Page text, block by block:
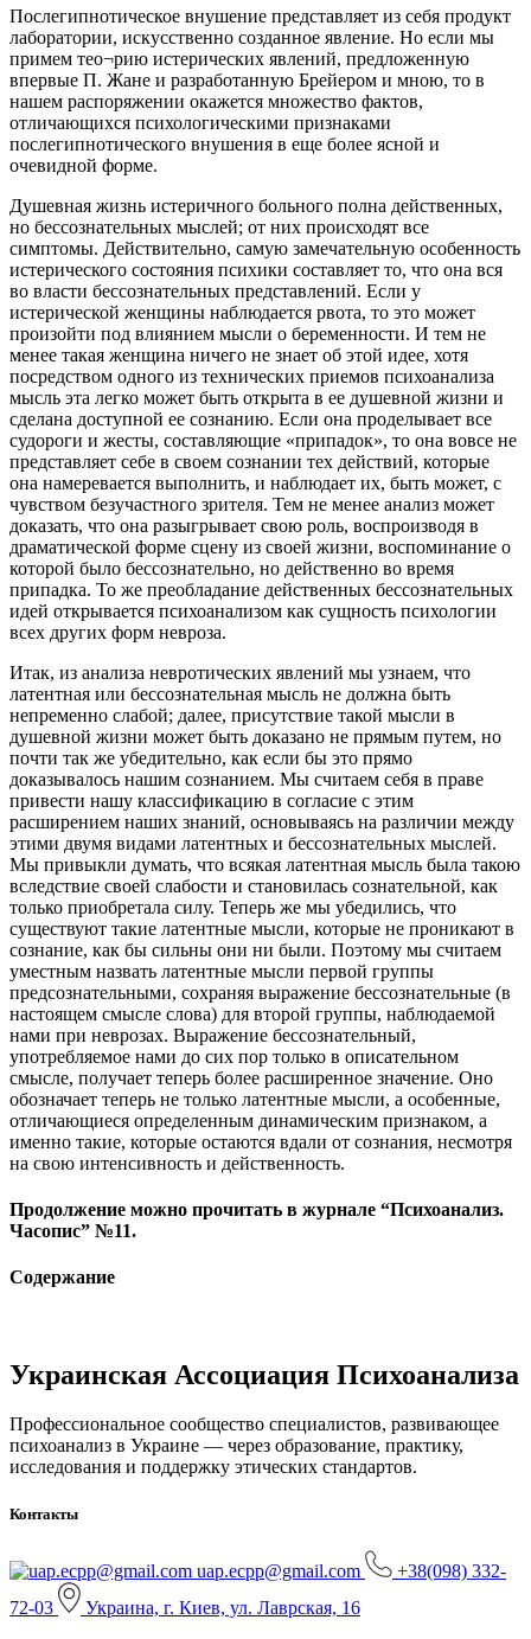
Послегипнотическое внушение представляет из себя продукт
лаборатории, искусственно созданное явление. Но если мы
примем тео¬рию истерических явлений, предложенную
впервые П. Жане и разработанную Брейером и мною, то в
нашем распоряжении окажется множество фактов,
отличающихся психологическими признаками
послегипнотического внушения в еще более ясной и
очевидной форме.
Душевная жизнь истеричного больного полна действенных,
но бессознательных мыслей; от них происходят все
симптомы. Действительно, самую замечательную особенность
истерического состояния психики составляет то, что она вся
во власти бессознательных представлений. Если у
истерической женщины наблюдается рвота, то это может
произойти под влиянием мысли о беременности. И тем не
менее такая женщина ничего не знает об этой идее, хотя
посредством одного из технических приемов психоанализа
мысль эта легко может быть открыта в ее душевной жизни и
сделана доступной ее сознанию. Если она проделывает все
судороги и жесты, составляющие «припадок», то она вовсе не
представляет себе в своем сознании тех действий, которые
она намеревается выполнить, и наблюдает их, быть может, с
чувством безучастного зрителя. Тем не менее анализ может
доказать, что она разыгрывает свою роль, воспроизводя в
драматической форме сцену из своей жизни, воспоминание о
которой было бессознательно, но действенно во время
припадка. То же преобладание действенных бессознательных
идей открывается психоанализом как сущность психологии
всех других форм невроза.
Итак, из анализа невротических явлений мы узнаем, что
латентная или бессознательная мысль не должна быть
непременно слабой; далее, присутствие такой мысли в
душевной жизни может быть доказано не прямым путем, но
почти так же убедительно, как если бы это прямо
доказывалось нашим сознанием. Мы считаем себя в праве
привести нашу классификацию в согласие с этим
расширением наших знаний, основываясь на различии между
этими двумя видами латентных и бессознательных мыслей.
Мы привыкли думать, что всякая латентная мысль была такою
вследствие своей слабости и становилась сознательной, как
только приобретала силу. Теперь же мы убедились, что
существуют такие латентные мысли, которые не проникают в
сознание, как бы сильны они ни были. Поэтому мы считаем
уместным назвать латентные мысли первой группы
предсознательными, сохраняя выражение бессознательные (в
настоящем смысле слова) для второй группы, наблюдаемой
нами при неврозах. Выражение бессознательный,
употребляемое нами до сих пор только в описательном
смысле, получает теперь более расширенное значение. Оно
обозначает теперь не только латентные мысли, а особенные,
отличающиеся определенным динамическим признаком, а
именно такие, которые остаются вдали от сознания, несмотря
на свою интенсивность и действенность.
Продолжение можно прочитать в журнале “Психоанализ.
Часопис” №11.
Содержание
Украинская Ассоциация Психоанализа
Профессиональное сообщество специалистов, развивающее
психоанализ в Украине — через образование, практику,
исследования и поддержку этических стандартов.
Контакты
uap.ecpp@gmail.com
+38(098) 332-
72-03
Украина, г. Киев, ул. Лаврская, 16